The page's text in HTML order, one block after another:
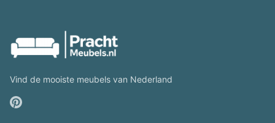
Vind de mooiste meubels van Nederland